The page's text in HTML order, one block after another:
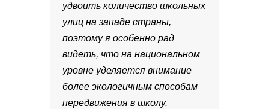
удвоить количество школьных
улиц на западе страны,
поэтому я особенно рад
видеть, что на национальном
уровне уделяется внимание
более экологичным способам
передвижения в школу.